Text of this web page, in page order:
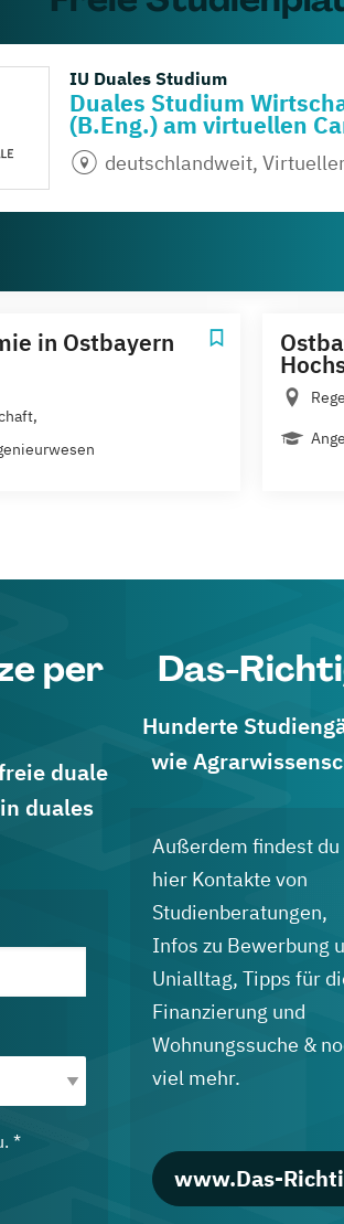
IU Duales Studium
Duales Studium
(B.Eng.) am virtuellen
deutschlandweit,
in Ostbayern
per
duale
duales
*
Das-
Hunderte
wie
Außerdem findest du
hier Kontakte von
Studienberatungen,
Infos zu Bewerbung
Unialltag, Tipps für
Finanzierung und
Wohnungssuche &
viel mehr.
www.Das-